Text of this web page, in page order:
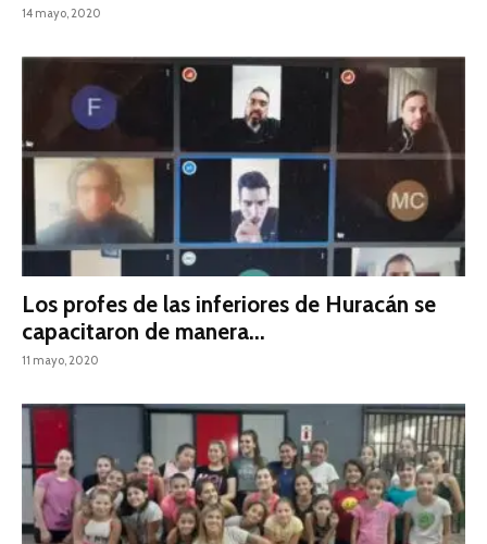
14 mayo, 2020
Los profes de las inferiores de Huracán se
capacitaron de manera...
11 mayo, 2020